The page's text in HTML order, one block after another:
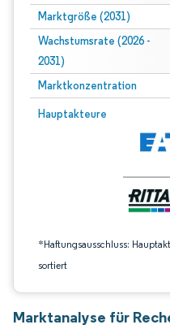
Marktgröße (2031)
Wachstumsrate (2026 -
2031)
Marktkonzentration
Hauptakteure
*Haftungsausschluss:
sortiert
Bild © Mordor Intelligence.
Marktanalyse für